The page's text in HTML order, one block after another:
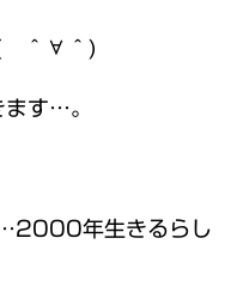
( ＾∀＾)
す…。
…2000年生きるらし